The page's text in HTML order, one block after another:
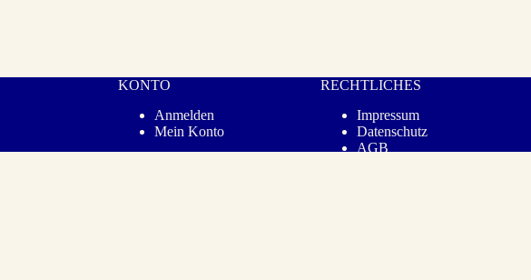
KONTO
Anmelden
Mein Konto
RECHTLICHES
Impressum
Datenschutz­
AGB